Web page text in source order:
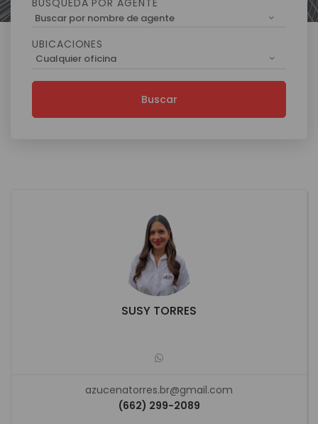
BÚSQUEDA POR AGENTE
Buscar por nombre de agente
UBICACIONES
Cualquier oficina
Buscar
SUSY TORRES
azucenatorres.br@gmail.com
(662) 299-2089